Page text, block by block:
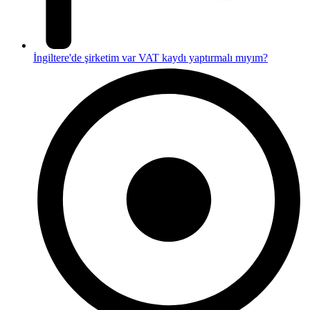
İngiltere'de şirketim var VAT kaydı yaptırmalı mıyım?